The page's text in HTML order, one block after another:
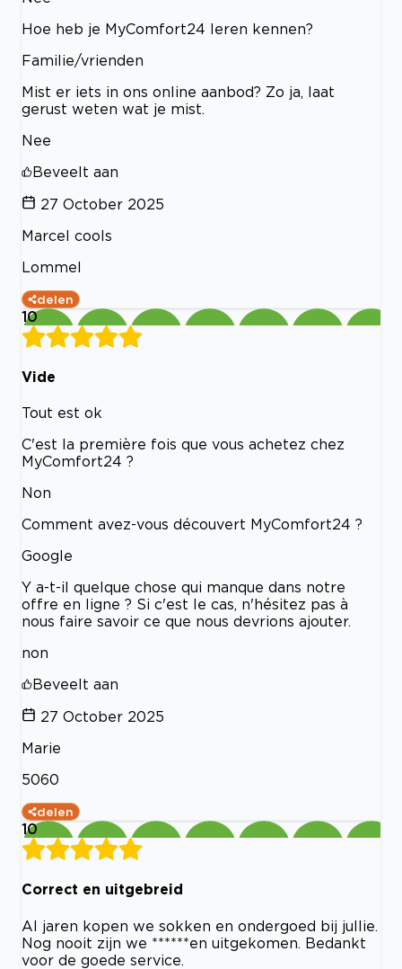
Hoe heb je MyComfort24 leren kennen?
Familie/vrienden
Mist er iets in ons online aanbod? Zo ja, laat
gerust weten wat je mist.
Nee
Beveelt aan
27 October 2025
Marcel cools
Lommel
delen
10
Vide
Tout est ok
C'est la première fois que vous achetez chez
MyComfort24 ?
Non
Comment avez-vous découvert MyComfort24 ?
Google
Y a-t-il quelque chose qui manque dans notre
offre en ligne ? Si c'est le cas, n'hésitez pas à
nous faire savoir ce que nous devrions ajouter.
non
Beveelt aan
27 October 2025
Marie
5060
delen
10
Correct en uitgebreid
Al jaren kopen we sokken en ondergoed bij jullie.
Nog nooit zijn we ******en uitgekomen. Bedankt
voor de goede service.